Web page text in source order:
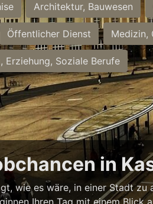
Architektur, Bauwesen
Öffentlicher Dienst Medizin,
Erziehung, Soziale Berufe
in
wie es wäre, in einer Stadt